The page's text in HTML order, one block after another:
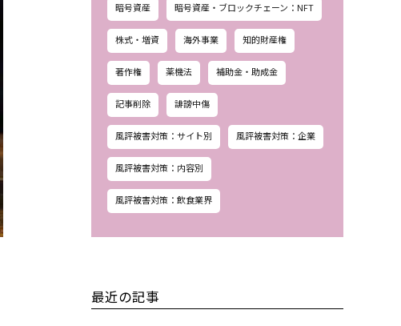
暗号資産 暗号資産・ブロックチェーン：NFT
株式・増資 海外事業 知的財産権
著作権 薬機法 補助金・助成金
記事削除 誹謗中傷
風評被害対策：サイト別 風評被害対策：企業
風評被害対策：内容別
風評被害対策：飲食業界
最近の記事